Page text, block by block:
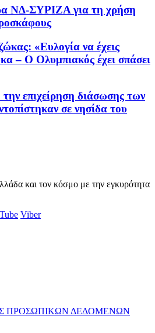
ΝΔ-ΣΥΡΙΖΑ για τη χρήση
«Ευλογία να έχεις
– Ο Ολυμπιακός έχει σπάσει
επιχείρηση διάσωσης των
σε νησίδα του
και τον κόσμο με την εγκυρότητα
Viber
ΠΡΟΣΩΠΙΚΩΝ ΔΕΔΟΜΕΝΩΝ